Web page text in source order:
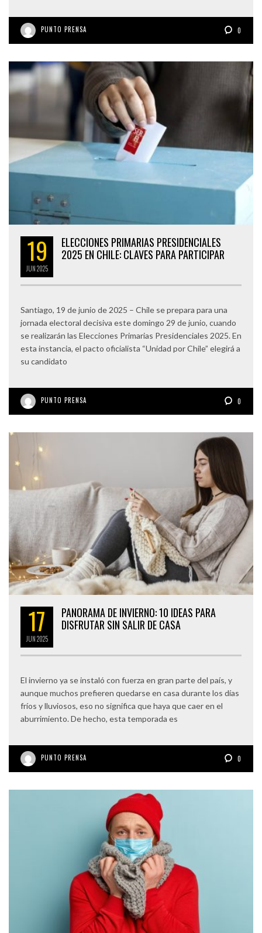
PUNTO PRENSA 0
19
JUN2025
ELECCIONES PRIMARIAS PRESIDENCIALES
2025 EN CHILE: CLAVES PARA PARTICIPAR
Santiago, 19 de junio de 2025 – Chile se prepara para una
jornada electoral decisiva este domingo 29 de junio, cuando
se realizarán las Elecciones Primarias Presidenciales 2025. En
esta instancia, el pacto oficialista “Unidad por Chile” elegirá a
su candidato
PUNTO PRENSA 0
17
JUN2025
PANORAMA DE INVIERNO: 10 IDEAS PARA
DISFRUTAR SIN SALIR DE CASA
El invierno ya se instaló con fuerza en gran parte del país, y
aunque muchos prefieren quedarse en casa durante los días
fríos y lluviosos, eso no significa que haya que caer en el
aburrimiento. De hecho, esta temporada es
PUNTO PRENSA 0